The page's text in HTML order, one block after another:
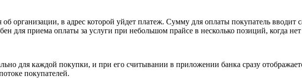
организации, в адрес которой уйдет платеж. Сумму для оплаты покупатель вводит
для приема оплаты за услуги при небольшом прайсе в несколько позиций, когда
для каждой покупки, и при его считывании в приложении банка сразу
покупателей.